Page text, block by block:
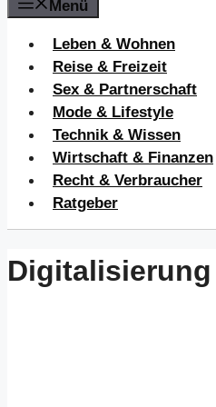
Menü
Leben & Wohnen
Reise & Freizeit
Sex & Partnerschaft
Mode & Lifestyle
Technik & Wissen
Wirtschaft & Finanzen
Recht & Verbraucher
Ratgeber